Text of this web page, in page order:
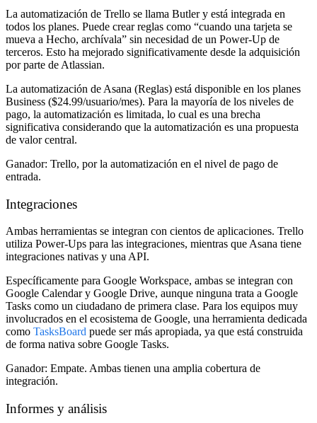
La automatización de Trello se llama Butler y está integrada en
todos los planes. Puede crear reglas como “cuando una tarjeta se
mueva a Hecho, archívala” sin necesidad de un Power-Up de
terceros. Esto ha mejorado significativamente desde la adquisición
por parte de Atlassian.
La automatización de Asana (Reglas) está disponible en los planes
Business ($24.99/usuario/mes). Para la mayoría de los niveles de
pago, la automatización es limitada, lo cual es una brecha
significativa considerando que la automatización es una propuesta
de valor central.
Ganador: Trello, por la automatización en el nivel de pago de
entrada.
Integraciones
Ambas herramientas se integran con cientos de aplicaciones. Trello
utiliza Power-Ups para las integraciones, mientras que Asana tiene
integraciones nativas y una API.
Específicamente para Google Workspace, ambas se integran con
Google Calendar y Google Drive, aunque ninguna trata a Google
Tasks como un ciudadano de primera clase. Para los equipos muy
involucrados en el ecosistema de Google, una herramienta dedicada
como TasksBoard puede ser más apropiada, ya que está construida
de forma nativa sobre Google Tasks.
Ganador: Empate. Ambas tienen una amplia cobertura de
integración.
Informes y análisis